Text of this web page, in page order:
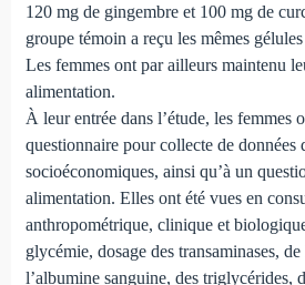
120 mg de gingembre et 100 mg de
groupe témoin a reçu les mêmes
Les femmes ont par ailleurs maintenu
alimentation.
À leur entrée dans l’étude, les femmes
questionnaire pour collecte de données
socioéconomiques, ainsi qu’à un
alimentation. Elles ont été vues en
anthropométrique, clinique et
glycémie, dosage des transaminases,
l’albumine sanguine, des triglycérides,